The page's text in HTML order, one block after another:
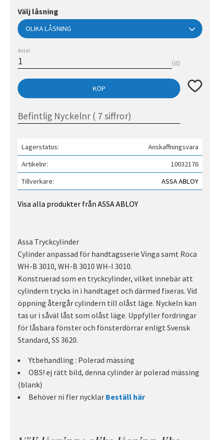
Välj låsning
Antal
st
KÖP Lägg till
Lagerstatus
Anskaffningsvara
Artikelnr
10032176
Tillverkare
ASSA ABLOY
Visa alla produkter från ASSA ABLOY
Assa Tryckcylinder
Cylinder anpassad för handtagsserie Vinga samt Roca
WH-B 3010, WH-B 3010 WH-I 3010.
Konstruerad som en tryckcylinder, vilket innebär att
cylindern trycks in i handtaget och därmed fixeras. Vid
öppning återgår cylindern till olåst läge. Nyckeln kan
tas ur i såväl låst som olåst läge. Uppfyller fordringar
för låsbara fönster och fönsterdörrar enligt Svensk
Standard, SS 3620.
Ytbehandling : Polerad mässing
OBS! ej rätt bild, denna cylinder är polerad mässing
(blank)
Behöver ni fler nycklar Beställ här